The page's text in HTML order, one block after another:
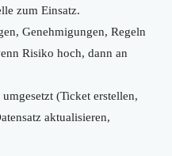
zum Einsatz.
Genehmigungen, Regeln
Risiko hoch, dann an
(Ticket erstellen,
aktualisieren,